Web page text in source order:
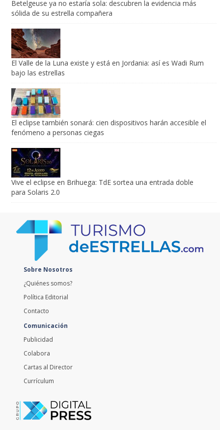
El Valle de la Luna existe y está en Jordania: así es Wadi Rum
bajo las estrellas
El eclipse también sonará: cien dispositivos harán accesible el
fenómeno a personas ciegas
Vive el eclipse en Brihuega: TdE sortea una entrada doble
para Solaris 2.0
Sobre Nosotros
Comunicación
Extremadura